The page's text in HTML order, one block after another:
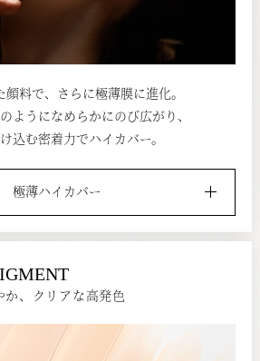
顔料で、さらに極薄膜に進化。
ようになめらかにのび広がり、
込む密着力でハイカバー。
極薄ハイカバー
か、クリアな高発色